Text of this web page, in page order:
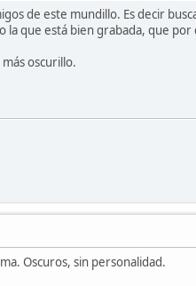
de este mundillo. Es decir
la que está bien grabada, que por
oscurillo.
Oscuros, sin personalidad.